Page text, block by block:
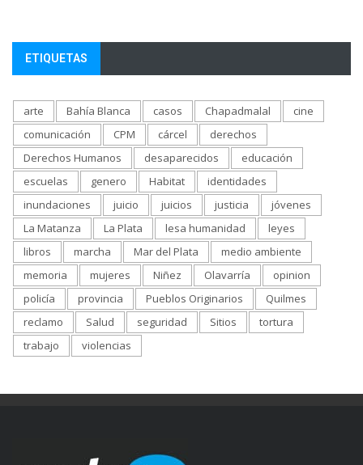
ETIQUETAS
arte Bahía Blanca casos Chapadmalal
cine
comunicación
CPM cárcel
derechos
Derechos Humanos
desaparecidos
educación
escuelas
genero Habitat
identidades
inundaciones
juicio juicios justicia
jóvenes
La Matanza
La Plata lesa humanidad
leyes
libros
marcha Mar del Plata
medio ambiente
memoria
mujeres Niñez Olavarría
opinion
policía
provincia Pueblos Originarios
Quilmes
reclamo
Salud seguridad Sitios
tortura
trabajo
violencias